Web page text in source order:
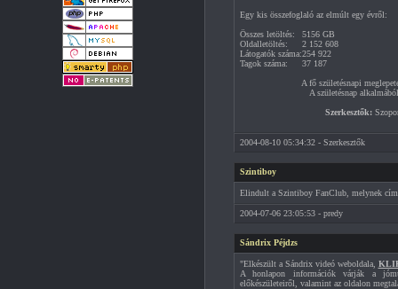
Egy kis összefoglaló az elmúlt egy évről:
Összes letöltés:
5156 GB
Oldalletöltés:
2 152 608
Látogatók száma:254 922
Tagok száma:
37 187
A fő születésnapi
A születésnap
Szerkesztők:
2004-08-10 05:34:32 - Szerkesztők
Szintiboy
Elindult a Szintiboy FanClub, melynek
2004-07-06 23:05:53 - predy
Sándrix Péjdzs
"Elkészült a Sándrix videó weboldala,
A honlapon információk várják a
előkészületeiről, valamint az oldalon